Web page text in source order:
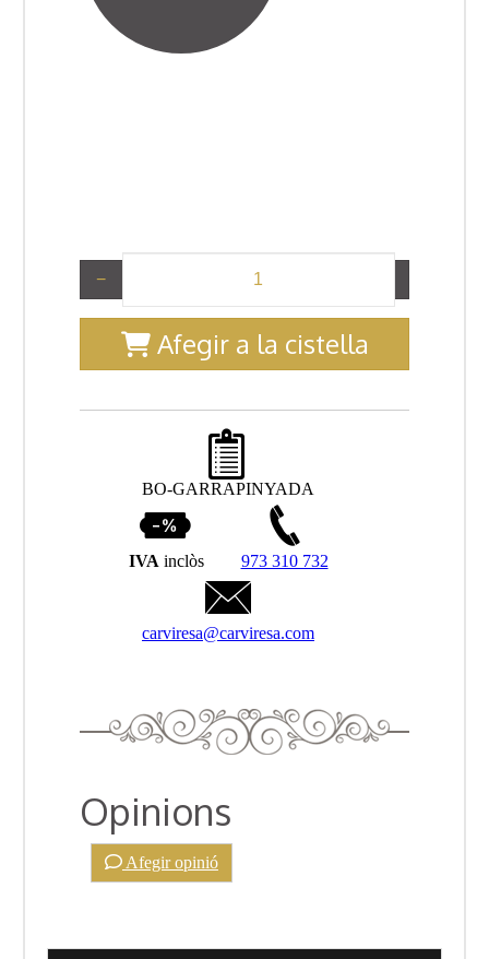
−
Afegir a la cistella
BO-GARRAPINYADA
IVA inclòs 973 310 732
carviresa@carviresa.com
Opinions
Afegir opinió